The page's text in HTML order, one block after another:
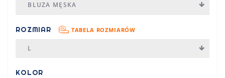
BLUZA MĘSKA
ROZMIAR TABELA ROZMIARÓW
L
KOLOR